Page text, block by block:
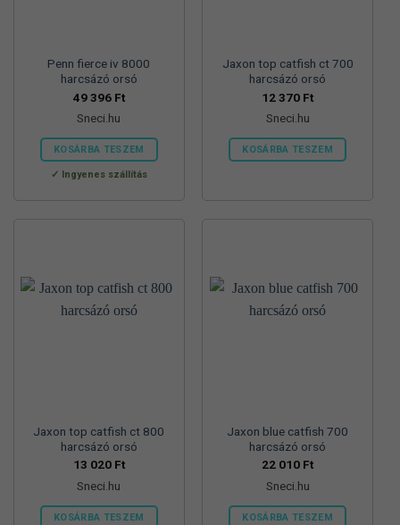
Penn fierce iv 8000
harcsázó orsó
49 396 Ft
Sneci.hu
KOSÁRBA TESZEM
Ingyenes szállítás
Jaxon top catfish ct 700
harcsázó orsó
12 370 Ft
Sneci.hu
KOSÁRBA TESZEM
Jaxon top catfish ct 800
harcsázó orsó
13 020 Ft
Sneci.hu
KOSÁRBA TESZEM
Jaxon blue catfish 700
harcsázó orsó
22 010 Ft
Sneci.hu
KOSÁRBA TESZEM